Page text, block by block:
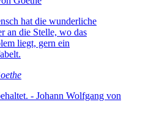
hat die wunderliche
an die Stelle, wo das
liegt, gern ein